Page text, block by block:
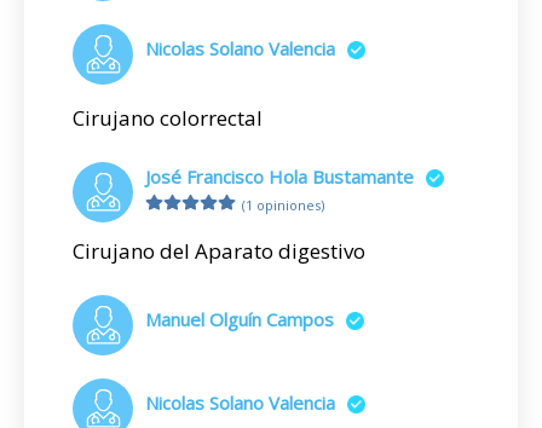
Nicolas Solano Valencia
Cirujano colorrectal
José Francisco Hola Bustamante
(1 opiniones)
Cirujano del Aparato digestivo
Manuel Olguín Campos
Nicolas Solano Valencia